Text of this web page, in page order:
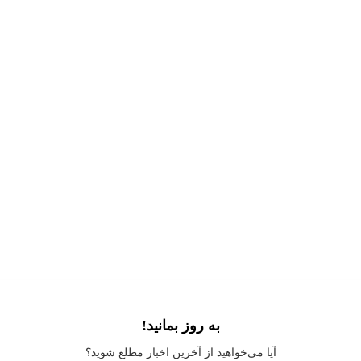
Application error: a client
-side exception has occurred while loading
به روز بمانید!
آیا می‌خواهید از آخرین اخبار مطلع شوید؟